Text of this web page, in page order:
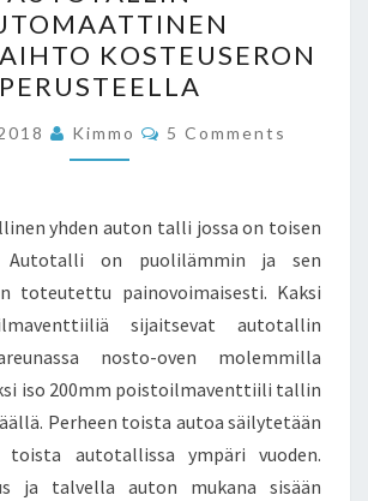
ILMANVAIHTO
KOSTEUSERON
PERUSTEELLA
KOSTEUSERON
PERUSTEELLA
Kimmo Comments
5 Comments
yhden auton talli jossa on toisen
Autotalli on puolilämmin ja sen
toteutettu painovoimaisesti. Kaksi
sijaitsevat autotallin
nosto-oven molemmilla
iso 200mm poistoilmaventtiili tallin
Perheen toista autoa säilytetään
toista autotallissa ympäri vuoden.
ja talvella auton mukana sisään